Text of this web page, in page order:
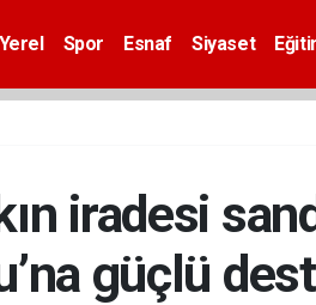
Yerel Spor Esnaf Siyaset
iradesi
güçlü